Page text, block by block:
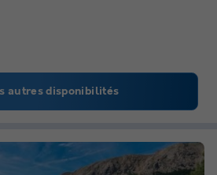
autres disponibilités